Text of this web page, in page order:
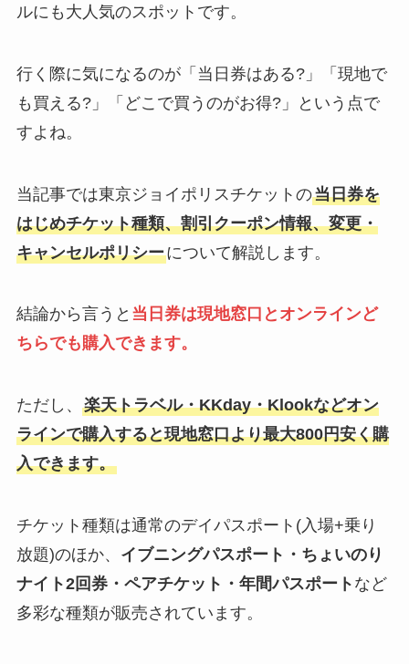
ルにも大人気のスポットです。
行く際に気になるのが「当日券はある?」「現地で
も買える?」「どこで買うのがお得?」という点で
すよね。
当記事では東京ジョイポリスチケットの当日券を
はじめチケット種類、割引クーポン情報、変更・
キャンセルポリシーについて解説します。
結論から言うと 当日券は現地窓口とオンラインど
ちらでも購入できます。
ただし、 楽天トラベル・KKday・Klookなどオン
ラインで購入すると現地窓口より最大800円安く購
入できます。
チケット種類は通常のデイパスポート(入場+乗り
放題)のほか、 イブニングパスポート・ちょいのり
ナイト2回券・ペアチケット・年間パスポート など
多彩な種類が販売されています。